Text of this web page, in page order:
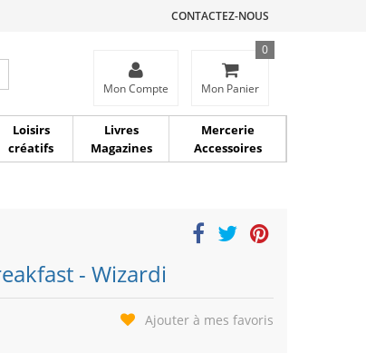
CONTACTEZ-NOUS
Mon Compte Mon Panier
0
Loisirs
créatifs
Livres
Magazines
Mercerie
Accessoires
- Wizardi
Ajouter à mes favoris